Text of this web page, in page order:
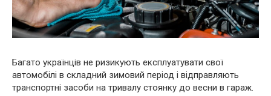
Багато українців не ризикують експлуатувати свої
автомобілі в складний зимовий період і відправляють
транспортні засоби на тривалу стоянку до весни в гараж.